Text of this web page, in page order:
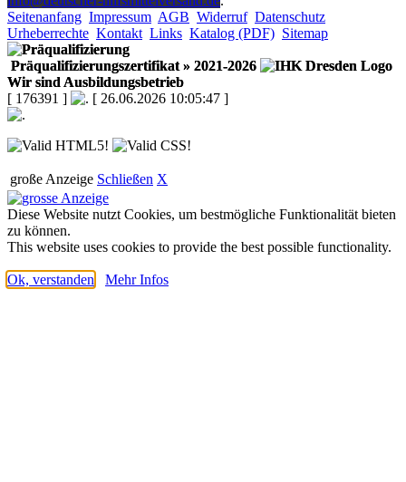
Seitenanfang Impressum AGB Widerruf Datenschutz
Urheberrechte Kontakt Links Katalog (PDF) Sitemap
Präqualifizierungszertifikat » 2021-2026
Wir sind Ausbildungsbetrieb
[ 176391 ]
[ 26.06.2026 10:05:47 ]
große Anzeige Schließen X
Diese Website nutzt Cookies, um bestmögliche Funktionalität bieten
zu können.
This website uses cookies to provide the best possible functionality.
Ok, verstanden Mehr Infos